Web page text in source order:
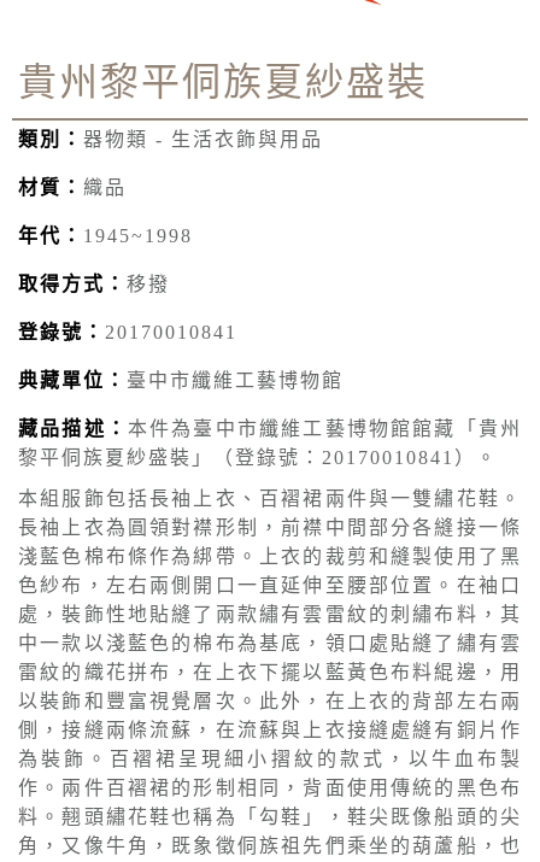
貴州黎平侗族夏紗盛裝
類別： 器物類 - 生活衣飾與用品
材質： 織品
年代： 1945~1998
取得方式： 移撥
登錄號： 20170010841
典藏單位： 臺中市纖維工藝博物館
藏品描述： 本件為臺中市纖維工藝博物館館藏「貴州
黎平侗族夏紗盛裝」（登錄號：20170010841）。
本組服飾包括長袖上衣、百褶裙兩件與一雙繡花鞋。
長袖上衣為圓領對襟形制，前襟中間部分各縫接一條
淺藍色棉布條作為綁帶。上衣的裁剪和縫製使用了黑
色紗布，左右兩側開口一直延伸至腰部位置。在袖口
處，裝飾性地貼縫了兩款繡有雲雷紋的刺繡布料，其
中一款以淺藍色的棉布為基底，領口處貼縫了繡有雲
雷紋的織花拼布，在上衣下擺以藍黃色布料緄邊，用
以裝飾和豐富視覺層次。此外，在上衣的背部左右兩
側，接縫兩條流蘇，在流蘇與上衣接縫處縫有銅片作
為裝飾。百褶裙呈現細小摺紋的款式，以牛血布製
作。兩件百褶裙的形制相同，背面使用傳統的黑色布
料。翹頭繡花鞋也稱為「勾鞋」，鞋尖既像船頭的尖
角，又像牛角，既象徵侗族祖先們乘坐的葫蘆船，也